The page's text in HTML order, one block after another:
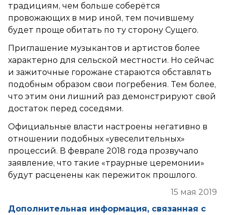
традициям, чем больше соберётся
провожающих в мир иной, тем почившему
будет проще обитать по ту сторону Сущего.
Приглашение музыкантов и артистов более
характерно для сельской местности. Но сейчас
и зажиточные горожане стараются обставлять
подобным образом свои погребения. Тем более,
что этим они лишний раз демонстрируют свой
достаток перед соседями.
Официальные власти настроены негативно в
отношении подобных «увеселительных»
процессий. В феврале 2018 года прозвучало
заявление, что такие «траурные церемонии»
будут расценены как пережиток прошлого.
15 мая 2019
Дополнительная информация, связанная с